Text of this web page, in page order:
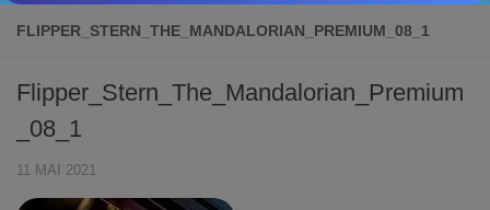
FLIPPER_STERN_THE_MANDALORIAN_PREMIUM_08_1
Flipper_Stern_The_Mandalorian_Premium
_08_1
11 MAI 2021